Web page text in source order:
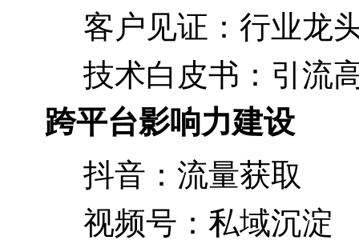
客户见证：行业龙
技术白皮书：引流
跨平台影响力建设
抖音：流量获取
视频号：私域沉淀